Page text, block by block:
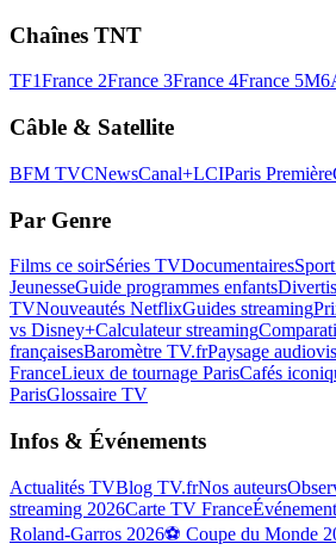
Chaînes TNT
TF1France 2France 3France 4France 5M6
Câble & Satellite
BFM TVCNewsCanal+LCIParis Première
Par Genre
Films ce soirSéries TVDocumentaires
JeunesseGuide programmes enfants
TVNouveautés NetflixGuides streaming
vs Disney+Calculateur streaming
françaisesBaromètre TV.frPaysage
FranceLieux de tournage ParisCafés
ParisGlossaire TV
Infos & Événements
Actualités TVBlog TV.frNos auteurs
streaming 2026Carte TV France
Roland-Garros 2026⚽ Coupe du Monde